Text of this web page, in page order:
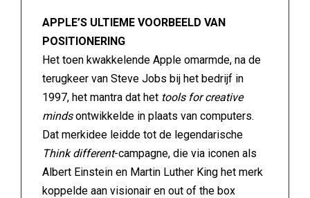
APPLE’S ULTIEME VOORBEELD VAN
POSITIONERING
Het toen kwakkelende Apple omarmde, na de
terugkeer van Steve Jobs bij het bedrijf in
1997, het mantra dat het tools for creative
mindsontwikkelde in plaats van computers.
Dat merkidee leidde tot de legendarische
Think different-campagne, die via iconen als
Albert Einstein en Martin Luther King het merk
koppelde aan visionair en out of the box